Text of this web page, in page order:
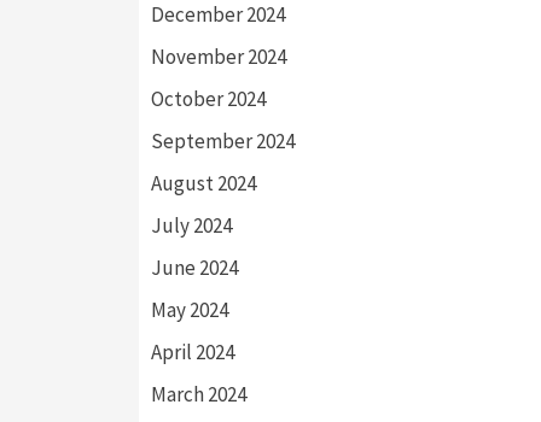
December 2024
November 2024
October 2024
September 2024
August 2024
July 2024
June 2024
May 2024
April 2024
March 2024